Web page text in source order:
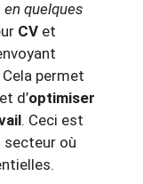
en quelques
CV et
Cela permet
et d’optimiser
. Ceci est
où